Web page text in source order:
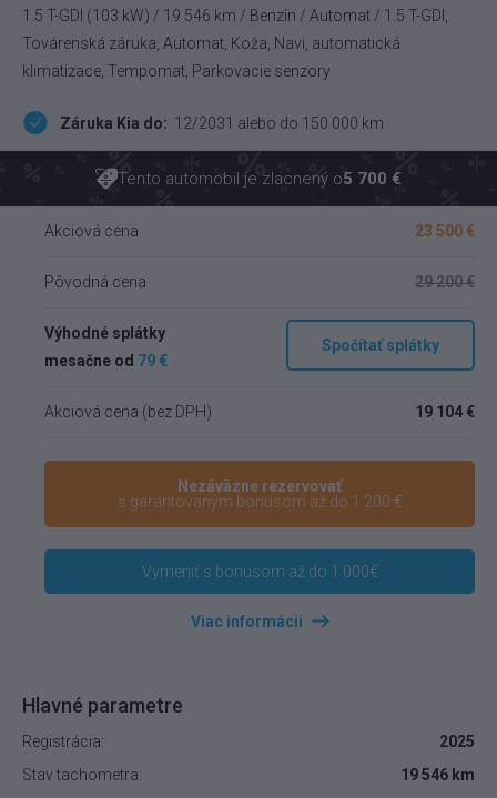
Akciová cena 23 500 €
Pôvodná cena 29 200 €
Výhodné splátky
mesačne od 79 €
Spočítať splátky
Akciová cena (bez DPH) 19 104 €
Nezáväzne rezervovať
s garantovaným bonusom až do 1 200 €
Vymeniť s bonusom až do 1 000€
Viac informácií
Tento automobil je zlacnený o5 700 €
1.5 T-GDI (103 kW) / 19 546 km / Benzín / Automat / 1.5 T-GDI,
Továrenská záruka, Automat, Koža, Navi, automatická
klimatizace, Tempomat, Parkovacie senzory
Záruka Kia do: 12/2031 alebo do 150 000 km
Hlavné parametre
Registrácia:
2025
Stav tachometra:
19 546 km